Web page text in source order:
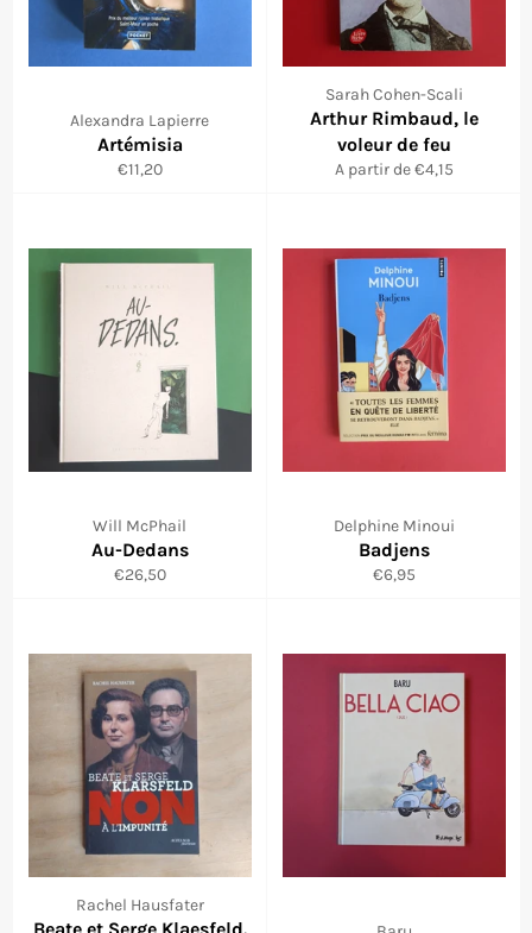
Alexandra Lapierre
Artémisia
Prix
€11,20
Sarah Cohen-Scali
Arthur Rimbaud, le
voleur de feu
A partir de €4,15
Will McPhail
Au-Dedans
Prix
€26,50
Delphine Minoui
Badjens
Prix
€6,95
Rachel Hausfater